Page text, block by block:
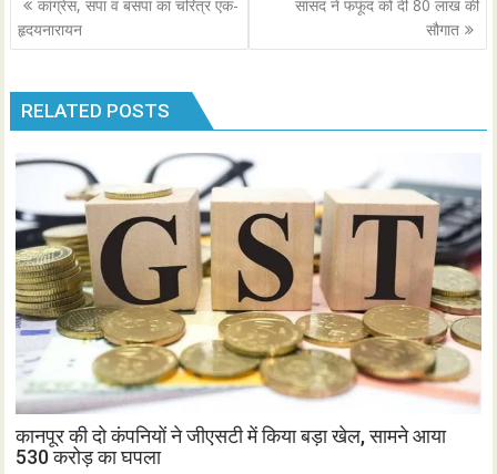
navigation
कांग्रेस, सपा व बसपा का चरित्र एक-
हृदयनारायन
सांसद ने फफूंद को दी 80 लाख की
सौगात
RELATED POSTS
कानपूर की दो कंपनियों ने जीएसटी में किया बड़ा खेल, सामने आया
530 करोड़ का घपला